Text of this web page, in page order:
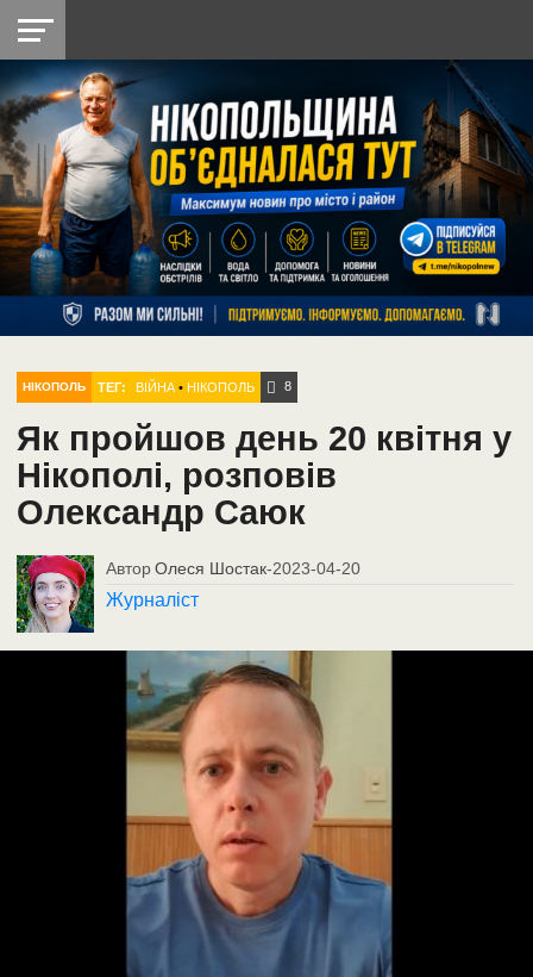
НІКОПОЛЬ
РАЙОН
СІЧЕСЛАВСЬКА
УКРАЇНА
РЕТРО
НІКОПОЛЬ
ЛАЙТ
УКРАЇНА
ДОПОМОГА
РАДІО
НІКОПОЛЬ ТЕГ: ВІЙНА •НІКОПОЛЬ 8
Як пройшов день 20 квітня у
Нікополі, розповів
Олександр Саюк
Автор Олеся Шостак-2023-04-20
Журналіст